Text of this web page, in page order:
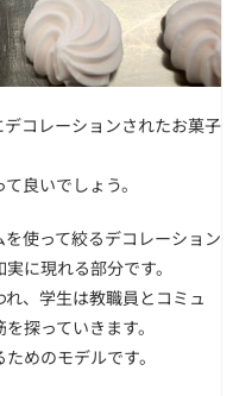
コレーションされたお菓子
良いでしょう。
使って絞るデコレーション
に現れる部分です。
、学生は教職員とコミュ
探っていきます。
めのモデルです。